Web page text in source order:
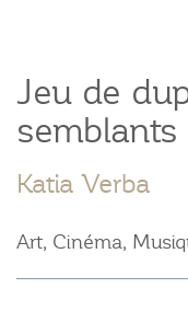
Jeu de
semblants
Katia Verba
Art, Cinéma,